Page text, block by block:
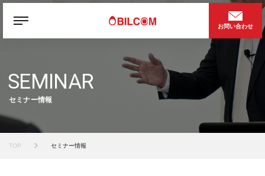
お問い合わせ
SEMINAR
セミナー情報
TOP セミナー情報